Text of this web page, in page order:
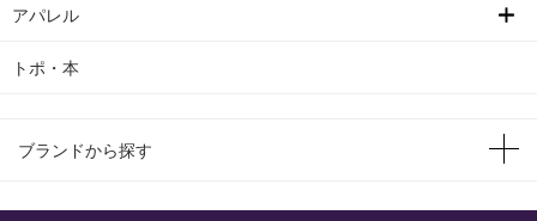
アパレル
トポ・本
ブランドから探す